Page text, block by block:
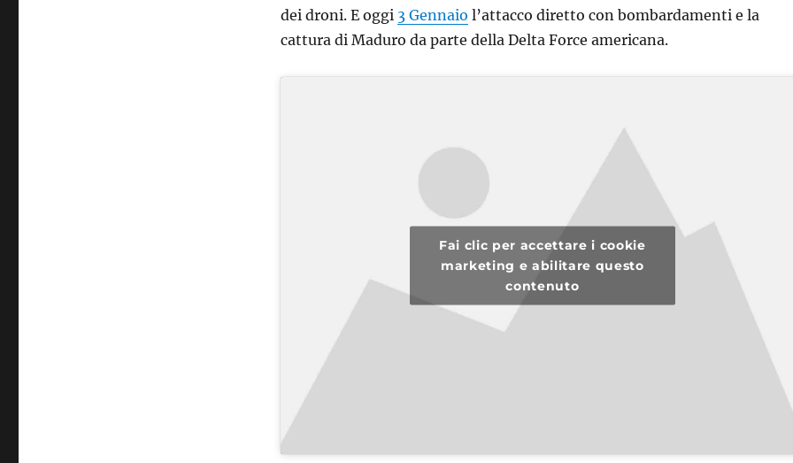
dei droni. E oggi 3 Gennaio l’attacco diretto con bombardamenti e la
cattura di Maduro da parte della Delta Force americana.
Fai clic per accettare i cookie
marketing e abilitare questo
contenuto